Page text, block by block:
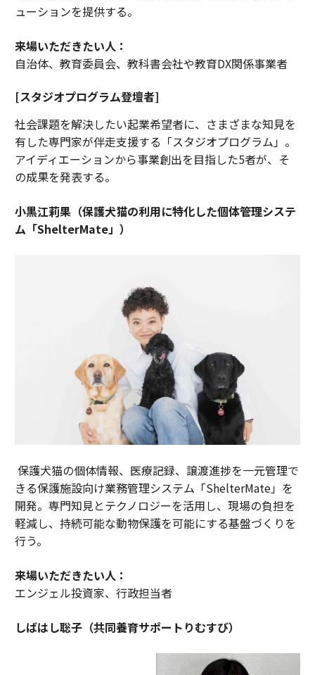
ューションを提供する。
来場いただきたい人：
自治体、教育委員会、教科書会社や教育DX関係事業者
[スタジオプログラム登壇者]
社会課題を解決したい起業希望者に、さまざまな知見を
有した専門家が伴走支援する「スタジオプログラム」。
アイディエーションから事業創出を目指した5者が、そ
の成果を発表する。
小黒江莉果（保護犬猫の利用に特化した個体管理システ
ム「ShelterMate」）
保護犬猫の個体情報、医療記録、譲渡進捗を一元管理で
きる保護施設向け業務管理システム「ShelterMate」を
開発。専門知見とテクノロジーを活用し、現場の負担を
軽減し、持続可能な動物保護を可能にする基盤づくりを
行う。
来場いただきたい人：
エンジェル投資家、行政担当者
しばはし聡子（共同養育サポートりむすび）